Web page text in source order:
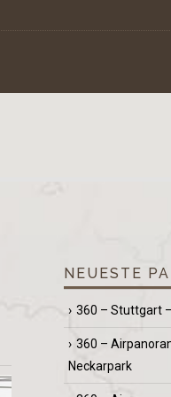
NEUESTE
360 – Stuttgart
360 –
Neckarpark